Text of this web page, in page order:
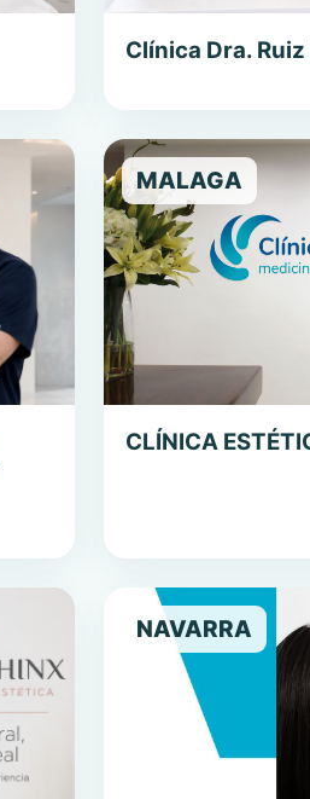
Clínica Dra. Ruiz
MALAGA
CLÍNICA
NAVARRA